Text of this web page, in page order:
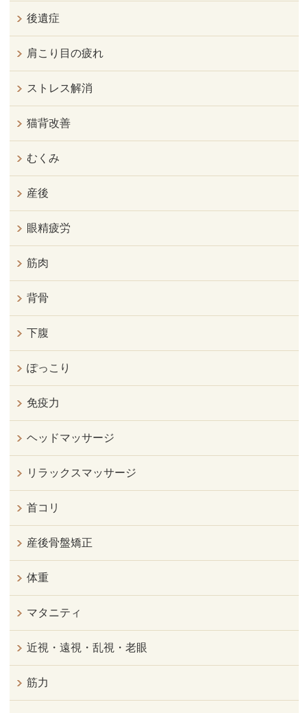
後遺症
肩こり目の疲れ
ストレス解消
猫背改善
むくみ
産後
眼精疲労
筋肉
背骨
下腹
ぽっこり
免疫力
ヘッドマッサージ
リラックスマッサージ
首コリ
産後骨盤矯正
体重
マタニティ
近視・遠視・乱視・老眼
筋力